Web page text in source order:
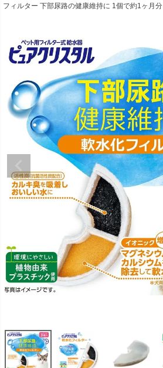
フィルター 下部尿路の健康維持に 1個で約1ヶ月分